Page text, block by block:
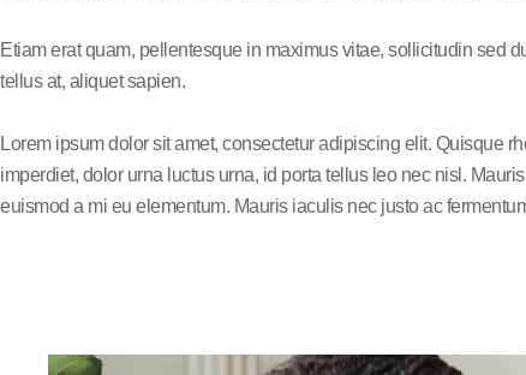
Etiam erat quam, pellentesque in maximus vitae, sollicitudin sed
tellus at, aliquet sapien.
Lorem ipsum dolor sit amet, consectetur adipiscing elit. Quisque
imperdiet, dolor urna luctus urna, id porta tellus leo nec nisl.
euismod a mi eu elementum. Mauris iaculis nec justo ac